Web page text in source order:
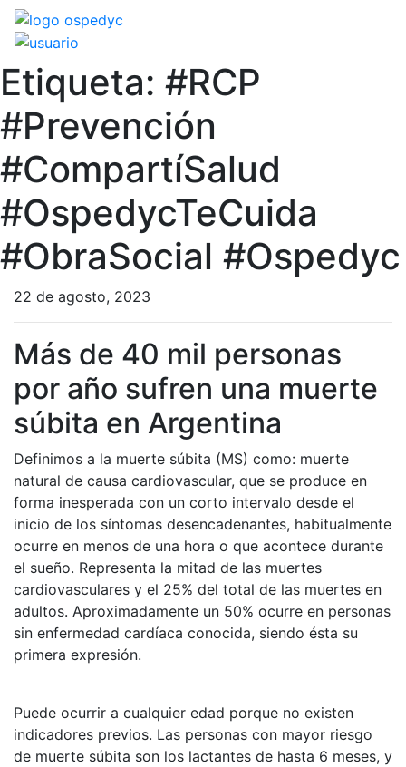
Etiqueta: #RCP
#Prevención
#CompartíSalud
#OspedycTeCuida
#ObraSocial #Ospedyc
22 de agosto, 2023
Más de 40 mil personas
por año sufren una muerte
súbita en Argentina
Definimos a la muerte súbita (MS) como: muerte
natural de causa cardiovascular, que se produce en
forma inesperada con un corto intervalo desde el
inicio de los síntomas desencadenantes, habitualmente
ocurre en menos de una hora o que acontece durante
el sueño. Representa la mitad de las muertes
cardiovasculares y el 25% del total de las muertes en
adultos. Aproximadamente un 50% ocurre en personas
sin enfermedad cardíaca conocida, siendo ésta su
primera expresión.
Puede ocurrir a cualquier edad porque no existen
indicadores previos. Las personas con mayor riesgo
de muerte súbita son los lactantes de hasta 6 meses, y